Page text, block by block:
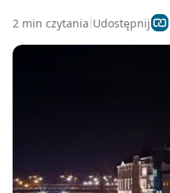
2 min czytania Udostępnij